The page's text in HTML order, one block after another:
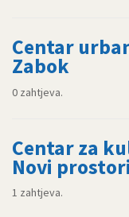
Centar
Zabok
0 zahtjeva.
Centar za
Novi
1 zahtjeva.